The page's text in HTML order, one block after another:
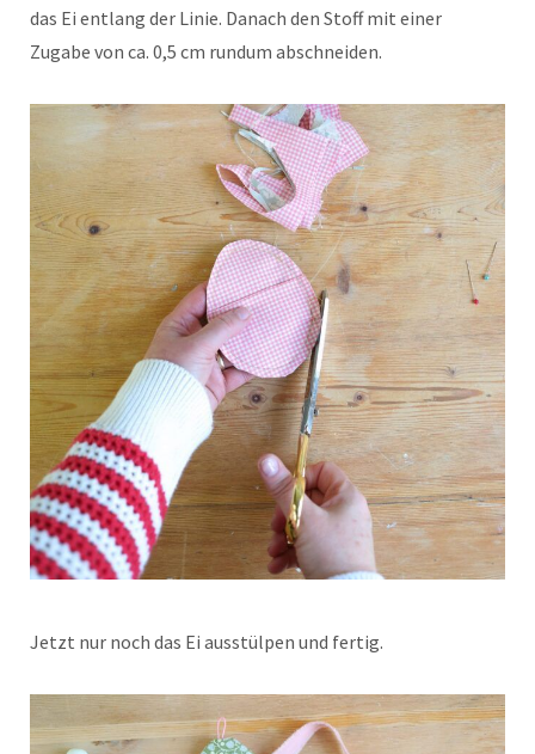
das Ei entlang der Linie. Danach den Stoff mit einer
Zugabe von ca. 0,5 cm rundum abschneiden.
Jetzt nur noch das Ei ausstülpen und fertig.